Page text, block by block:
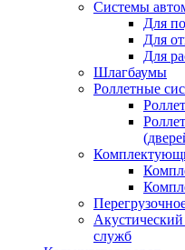
Системы
Для
Для
Для
Шлагбаумы
Роллетные
служб